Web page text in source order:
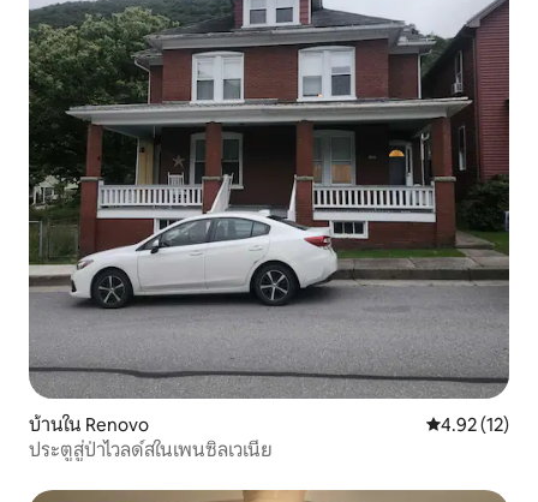
บ้านใน Renovo คะแนนเฉลี่ย
4.92 (12)
ประตูสู่ป่าไวลด์สในเพนซิลเวเนีย